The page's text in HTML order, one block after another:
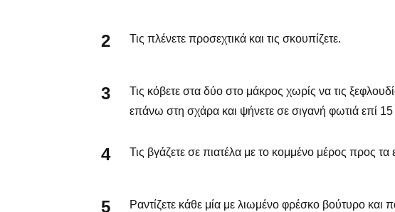
Τις πλένετε προσεχτικά και τις σκουπίζετε.
Τις κόβετε στα δύο στο μάκρος χωρίς να τις
επάνω στη σχάρα και ψήνετε σε σιγανή φωτιά επί
Τις βγάζετε σε πιατέλα με το κομμένο μέρος προς
Ραντίζετε κάθε μία με λιωμένο φρέσκο βούτυρο και